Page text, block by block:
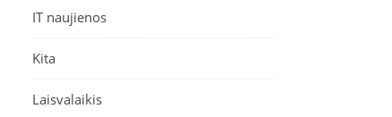
IT naujienos
Kita
Laisvalaikis